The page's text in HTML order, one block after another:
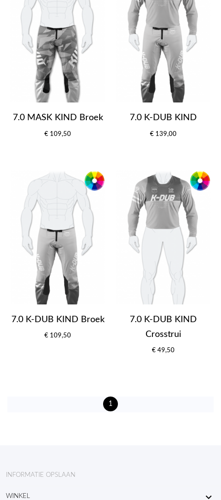
7.0 MASK KIND Broek
€ 109,50
7.0 K-DUB KIND
€ 139,00
7.0 K-DUB KIND Broek
€ 109,50
7.0 K-DUB KIND
Crosstrui
€ 49,50
1
INFORMATIE OPSLAAN
WINKEL 